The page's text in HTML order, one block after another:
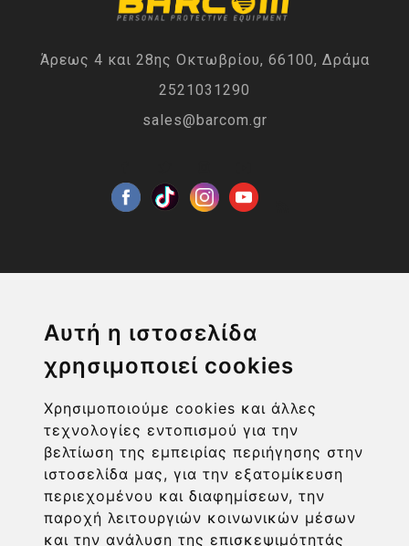
Αυτή η ιστοσελίδα
χρησιμοποιεί cookies
Χρησιμοποιούμε cookies και άλλες
τεχνολογίες εντοπισμού για την
βελτίωση της εμπειρίας περιήγησης στην
ιστοσελίδα μας, για την εξατομίκευση
περιεχομένου και διαφημίσεων, την
παροχή λειτουργιών κοινωνικών μέσων
και την ανάλυση της επισκεψιμότητάς
Άρεως 4 και 28ης Οκτωβρίου, 66100, Δράμα
2521031290
sales@barcom.gr
ΧΡΗΣΙΜΑ LINKS
ΠΛΗΡΟΦΟΡΙΕΣ ΧΡΗΣΤΗ